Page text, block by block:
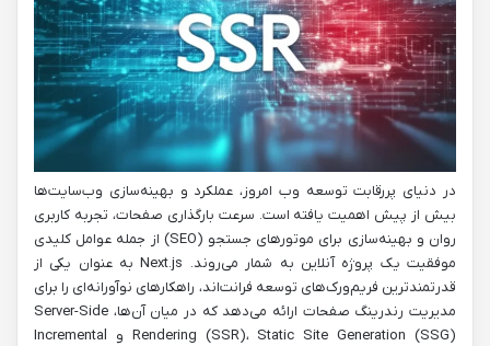
در دنیای پررقابت توسعه وب امروز، عملکرد و بهینه‌سازی وب‌سایت‌ها
بیش از پیش اهمیت یافته است. سرعت بارگذاری صفحات، تجربه کاربری
روان و بهینه‌سازی برای موتورهای جستجو (SEO) از جمله عوامل کلیدی
موفقیت یک پروژه آنلاین به شمار می‌روند. Next.js به عنوان یکی از
قدرتمندترین فریم‌ورک‌های توسعه فرانت‌اند، راهکارهای نوآورانه‌ای را برای
مدیریت رندرینگ صفحات ارائه می‌دهد که در میان آن‌ها، Server-Side
Rendering (SSR)، Static Site Generation (SSG) و Incremental